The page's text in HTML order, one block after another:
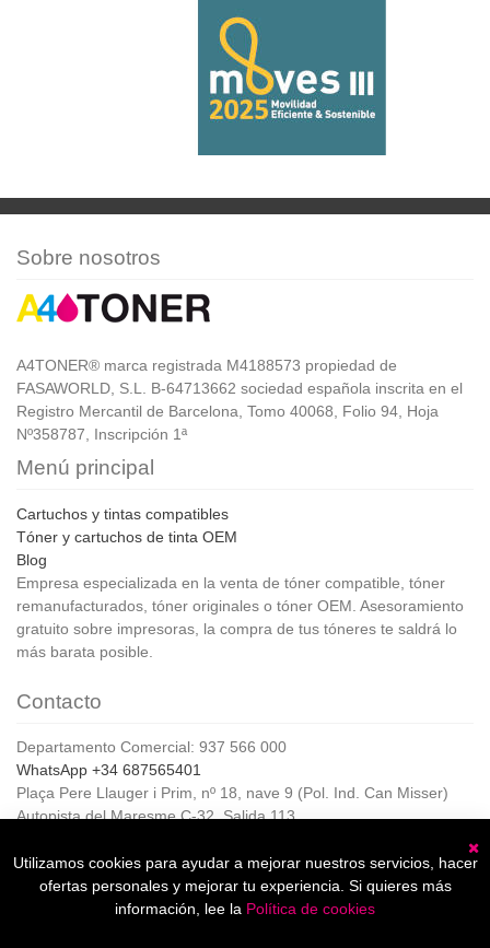
Sobre nosotros
A4TONER® marca registrada M4188573 propiedad de
FASAWORLD, S.L. B-64713662 sociedad española inscrita en el
Registro Mercantil de Barcelona, Tomo 40068, Folio 94, Hoja
Nº358787, Inscripción 1ª
Menú principal
Cartuchos y tintas compatibles
Tóner y cartuchos de tinta OEM
Blog
Empresa especializada en la venta de tóner compatible, tóner
remanufacturados, tóner originales o tóner OEM. Asesoramiento
gratuito sobre impresoras, la compra de tus tóneres te saldrá lo
más barata posible.
Contacto
Departamento Comercial: 937 566 000
WhatsApp +34 687565401
Plaça Pere Llauger i Prim, nº 18, nave 9 (Pol. Ind. Can Misser)
Autopista del Maresme C-32, Salida 113
Horario de Atención al cliente:
De lunes a jueves de 8:00 a 17:00,
Viernes de 8:00 a 15:00
Utilizamos cookies para ayudar a mejorar nuestros servicios, hacer
ofertas personales y mejorar tu experiencia. Si quieres más
información, lee la Política de cookies